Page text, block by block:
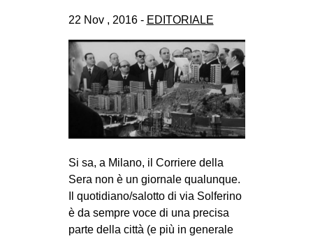
22 Nov , 2016 - EDITORIALE
Si sa, a Milano, il Corriere della
Sera non è un giornale qualunque.
Il quotidiano/salotto di via Solferino
è da sempre voce di una precisa
parte della città (e più in generale